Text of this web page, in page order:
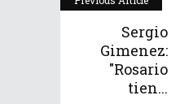
Sergio
Gimenez:
"Rosario
tien...